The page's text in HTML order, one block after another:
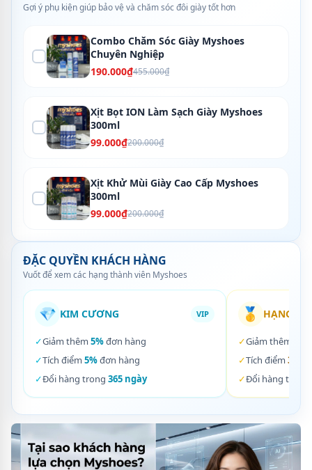
Gợi ý phụ kiện giúp bảo vệ và chăm sóc đôi giày tốt hơn
Combo Chăm Sóc Giày Myshoes
Chuyên Nghiệp
190.000₫455.000₫
Xịt Bọt ION Làm Sạch Giày Myshoes
300ml
99.000₫200.000₫
Xịt Khử Mùi Giày Cao Cấp Myshoes
300ml
99.000₫200.000₫
ĐẶC QUYỀN KHÁCH HÀNG
Vuốt để xem các hạng thành viên Myshoes
💎 KIM CƯƠNG VIP
✓Giảm thêm 5%đơn hàng
✓Tích điểm 5%đơn hàng
✓Đổi hàng trong 365 ngày
🥇 HẠNG
✓Giảm thêm
✓Tích điểm 3%
✓Đổi hàng trong